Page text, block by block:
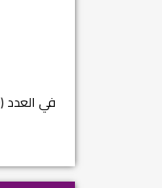
في العدد (659) من بهرا : انقضى عام النصر… م...